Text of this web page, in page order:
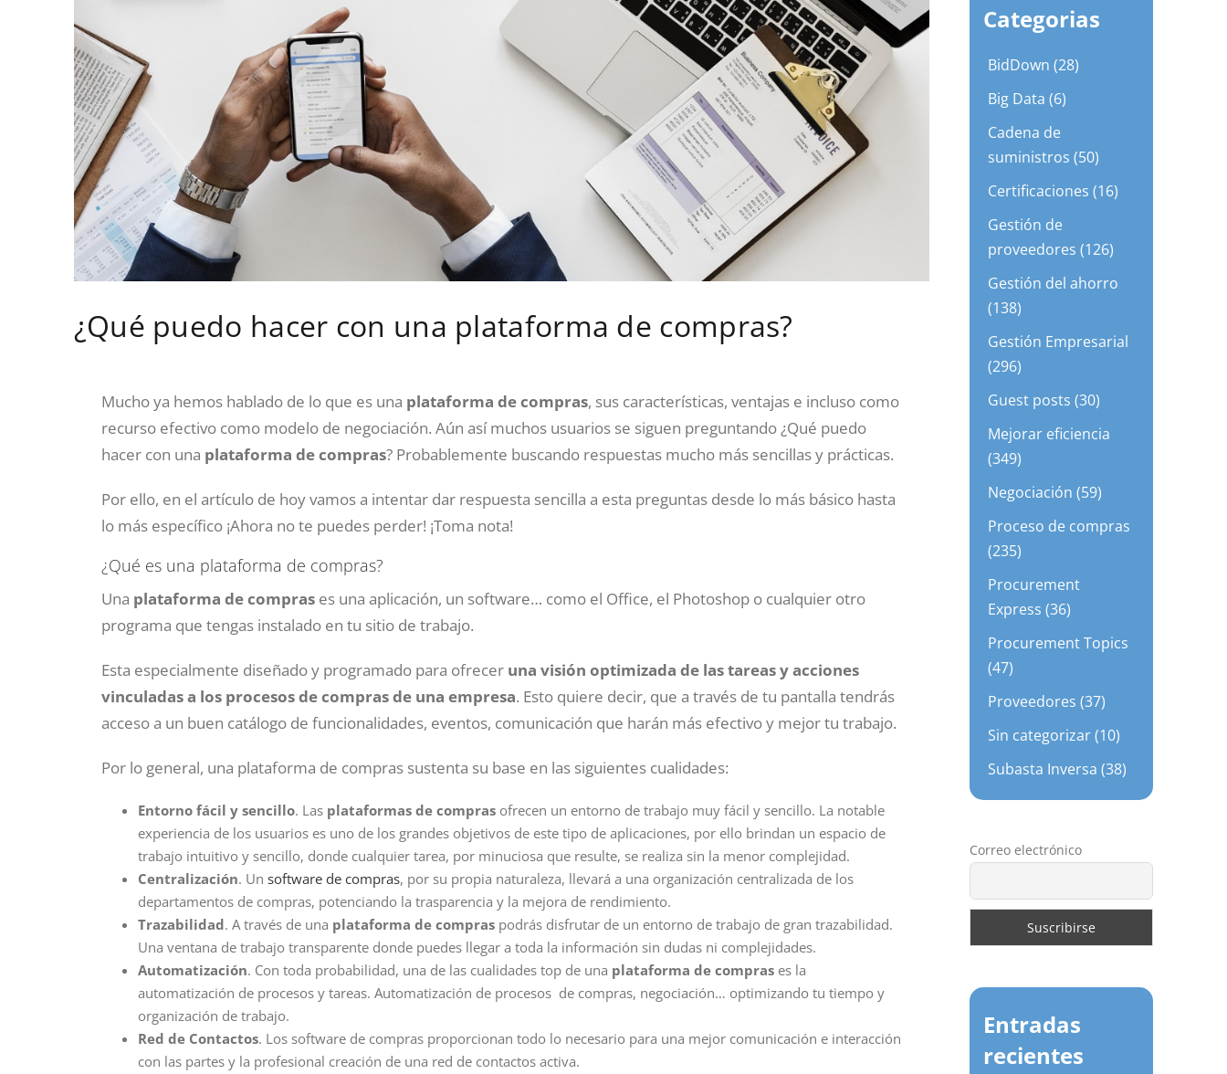
¿Qué puedo hacer con una plataforma de compras?
Mucho ya hemos hablado de lo que es una plataforma de compras, sus características, ventajas e incluso como
recurso efectivo como modelo de negociación. Aún así muchos usuarios se siguen preguntando ¿Qué puedo
hacer con una plataforma de compras? Probablemente buscando respuestas mucho más sencillas y prácticas.
Por ello, en el artículo de hoy vamos a intentar dar respuesta sencilla a esta preguntas desde lo más básico hasta
lo más específico ¡Ahora no te puedes perder! ¡Toma nota!
¿Qué es una plataforma de compras?
Una plataforma de compras es una aplicación, un software… como el Office, el Photoshop o cualquier otro
programa que tengas instalado en tu sitio de trabajo.
Esta especialmente diseñado y programado para ofrecer una visión optimizada de las tareas y acciones
vinculadas a los procesos de compras de una empresa. Esto quiere decir, que a través de tu pantalla tendrás
acceso a un buen catálogo de funcionalidades, eventos, comunicación que harán más efectivo y mejor tu trabajo.
Por lo general, una plataforma de compras sustenta su base en las siguientes cualidades:
Entorno fácil y sencillo. Las plataformas de comprasofrecen un entorno de trabajo muy fácil y sencillo. La notable
experiencia de los usuarios es uno de los grandes objetivos de este tipo de aplicaciones, por ello brindan un espacio de
trabajo intuitivo y sencillo, donde cualquier tarea, por minuciosa que resulte, se realiza sin la menor complejidad.
Centralización. Un software de compras, por su propia naturaleza, llevará a una organización centralizada de los
departamentos de compras, potenciando la trasparencia y la mejora de rendimiento.
Trazabilidad. A través de una plataforma de compraspodrás disfrutar de un entorno de trabajo de gran trazabilidad.
Una ventana de trabajo transparente donde puedes llegar a toda la información sin dudas ni complejidades.
Automatización. Con toda probabilidad, una de las cualidades top de una plataforma de compras es la
automatización de procesos y tareas. Automatización de procesos de compras, negociación… optimizando tu tiempo y
organización de trabajo.
Red de Contactos. Los software de compras proporcionan todo lo necesario para una mejor comunicación e interacción
con las partes y la profesional creación de una red de contactos activa.
Categorias
BidDown (28)
Big Data (6)
Cadena de
suministros (50)
Certificaciones (16)
Gestión de
proveedores (126)
Gestión del ahorro
(138)
Gestión Empresarial
(296)
Guest posts (30)
Mejorar eficiencia
(349)
Negociación (59)
Proceso de compras
(235)
Procurement
Express (36)
Procurement Topics
(47)
Proveedores (37)
Sin categorizar (10)
Subasta Inversa (38)
Correo electrónico
Entradas
recientes